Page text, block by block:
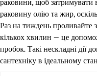
раковини, щоб затримувати
раковину олію та жир,
Раз на тиждень проливайте
кількох хвилин — це
пробок. Такі нескладні дії
сантехніку в ідеальному